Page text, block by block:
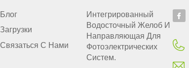
Блог
Загрузки
Связаться С Нами
Интегрированный
Водосточный Желоб И
Направляющая Для
Фотоэлектрических
Систем.